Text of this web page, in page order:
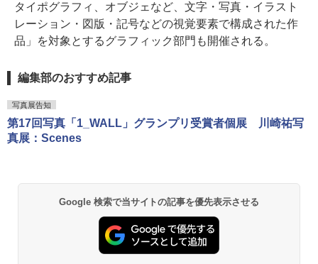
タイポグラフィ、オブジェなど、文字・写真・イラスト
レーション・図版・記号などの視覚要素で構成された作
品」を対象とするグラフィック部門も開催される。
編集部のおすすめ記事
写真展告知
第17回写真「1_WALL」グランプリ受賞者個展 川崎祐写
真展：Scenes
Google 検索で当サイトの記事を優先表示させる